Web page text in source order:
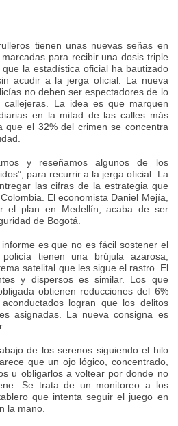
tienen unas nuevas señas en
para recibir una dosis triple
la estadística oficial ha bautizado
acudir a la jerga oficial. La nueva
no deben ser espectadores de lo
callejeras. La idea es que marquen
en la mitad de las calles más
que el 32% del crimen se concentra
y reseñamos algunos de los
para recurrir a la jerga oficial. La
las cifras de la estrategia que
El economista Daniel Mejía,
el plan en Medellín, acaba de ser
de Bogotá.
es que no es fácil sostener el
tienen una brújula azarosa,
satelital que les sigue el rastro. El
y dispersos es similar. Los que
obtienen reducciones del 6%
logran que los delitos
asignadas. La nueva consigna es
de los serenos siguiendo el hilo
que un ojo lógico, concentrado,
u obligarlos a voltear por donde no
Se trata de un monitoreo a los
que intenta seguir el juego en
la mano.